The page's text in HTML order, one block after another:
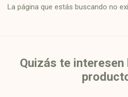
La página que estás buscando no
Quizás te